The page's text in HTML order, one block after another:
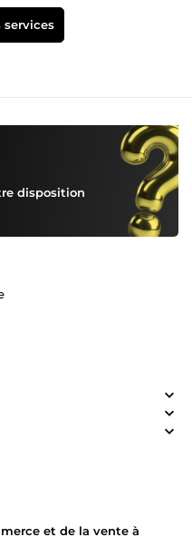
services
disposition
et de la vente à